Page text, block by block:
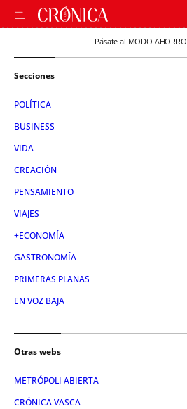
Pásate al MODO AHORRO
Secciones
POLÍTICA
BUSINESS
VIDA
CREACIÓN
PENSAMIENTO
VIAJES
+ECONOMÍA
GASTRONOMÍA
PRIMERAS PLANAS
EN VOZ BAJA
Otras webs
METRÓPOLI ABIERTA
CRÓNICA VASCA